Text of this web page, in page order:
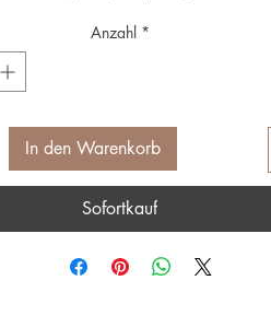
Anzahl *
In den Warenkorb
Sofortkauf